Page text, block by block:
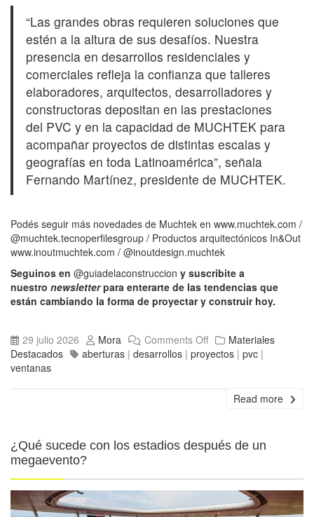
“Las grandes obras requieren soluciones que
estén a la altura de sus desafíos. Nuestra
presencia en desarrollos residenciales y
comerciales refleja la confianza que talleres
elaboradores, arquitectos, desarrolladores y
constructoras depositan en las prestaciones
del PVC y en la capacidad de MUCHTEK para
acompañar proyectos de distintas escalas y
geografías en toda Latinoamérica”, señala
Fernando Martínez, presidente de MUCHTEK.
Podés seguir más novedades de Muchtek en www.muchtek.com /
@muchtek.tecnoperfilesgroup / Productos arquitectónicos In&Out
www.inoutmuchtek.com / @inoutdesign.muchtek
Seguinos en @guiadelaconstruccion y suscribite a
nuestro newsletterpara enterarte de las tendencias que
están cambiando la forma de proyectar y construir hoy.
29 julio 2026 Mora Comments Off
Materiales
Destacados
aberturas | desarrollos | proyectos | pvc |
ventanas
Read more
¿Qué sucede con los estadios después de un
megaevento?